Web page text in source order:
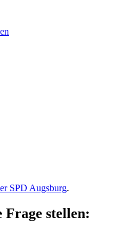
SPD Augsburg.
Frage stellen: